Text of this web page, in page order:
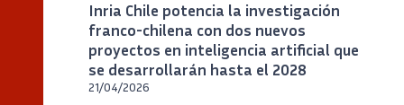
Inria Chile potencia la investigación
franco-chilena con dos nuevos
proyectos en inteligencia artificial que
se desarrollarán hasta el 2028
21/04/2026